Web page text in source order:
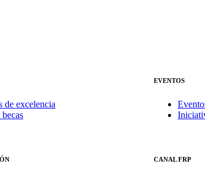
de excelencia
EVENTOS
CANAL FRP